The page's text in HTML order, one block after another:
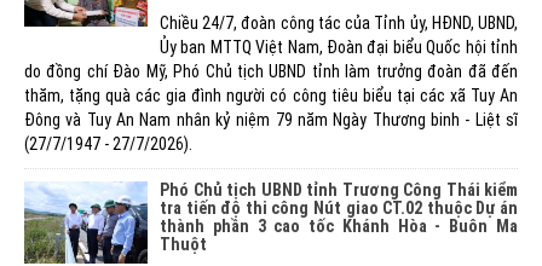
Chiều 24/7, đoàn công tác của Tỉnh ủy, HĐND, UBND,
Ủy ban MTTQ Việt Nam, Đoàn đại biểu Quốc hội tỉnh
do đồng chí Đào Mỹ, Phó Chủ tịch UBND tỉnh làm trưởng đoàn đã đến
thăm, tặng quà các gia đình người có công tiêu biểu tại các xã Tuy An
Đông và Tuy An Nam nhân kỷ niệm 79 năm Ngày Thương binh - Liệt sĩ
(27/7/1947 - 27/7/2026).
Phó Chủ tịch UBND tỉnh Trương Công Thái kiểm
tra tiến độ thi công Nút giao CT.02 thuộc Dự án
thành phần 3 cao tốc Khánh Hòa - Buôn Ma
Thuột